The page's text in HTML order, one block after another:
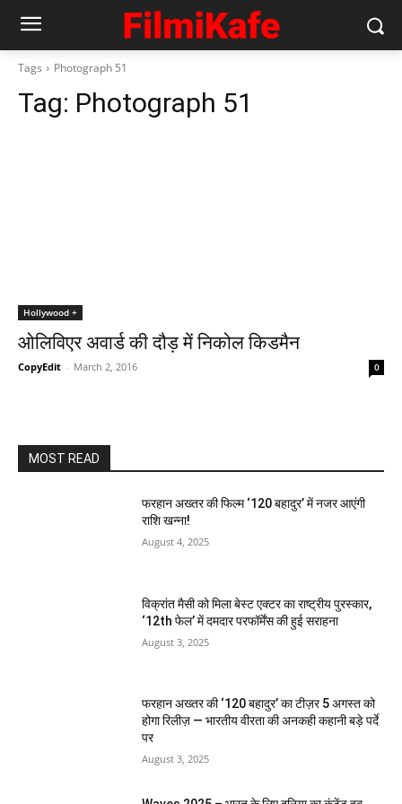
Tags Photograph 51
Tag: Photograph 51
Hollywood +
ओलिविएर अवार्ड की दौड़ में निकोल किडमैन
CopyEdit - March 2, 2016 0
MOST READ
फरहान अख्तर की फिल्म ‘120 बहादुर’ में नजर आएंगी
राशि खन्ना!
August 4, 2025
विक्रांत मैसी को मिला बेस्ट एक्टर का राष्ट्रीय पुरस्कार,
‘12th फेल’ में दमदार परफॉर्मेंस की हुई सराहना
August 3, 2025
फरहान अख्तर की ‘120 बहादुर’ का टीज़र 5 अगस्त को
होगा रिलीज़ — भारतीय वीरता की अनकही कहानी बड़े पर्दे
पर
August 3, 2025